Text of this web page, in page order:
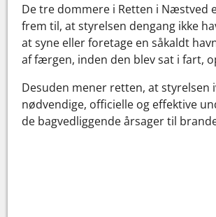
De tre dommere i Retten i Næstved
frem til, at styrelsen dengang ikke
at syne eller foretage en såkaldt
af færgen, inden den blev sat i fart,
Desuden mener retten, at styrelsen
nødvendige, officielle og effektive
de bagvedliggende årsager til